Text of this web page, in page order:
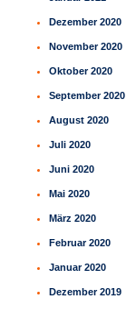
Dezember 2020
November 2020
Oktober 2020
September 2020
August 2020
Juli 2020
Juni 2020
Mai 2020
März 2020
Februar 2020
Januar 2020
Dezember 2019